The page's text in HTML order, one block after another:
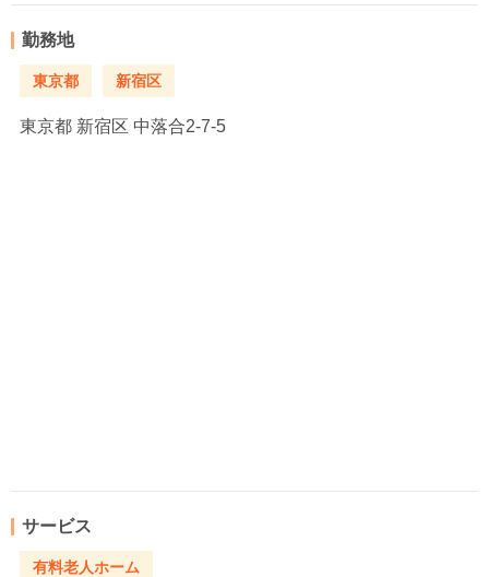
勤務地
東京都 新宿区
東京都 新宿区 中落合2-7-5
サービス
有料老人ホーム